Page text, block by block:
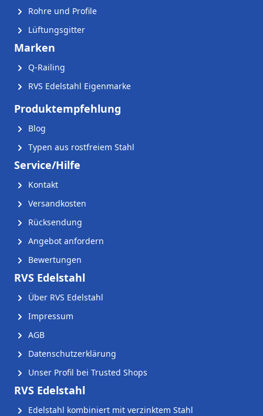
Rohre und Profile
Lüftungsgitter
Marken
Q-Railing
RVS Edelstahl Eigenmarke
Produktempfehlung
Blog
Typen aus rostfreiem Stahl
Service/Hilfe
Kontakt
Versandkosten
Rücksendung
Angebot anfordern
Bewertungen
RVS Edelstahl
Über RVS Edelstahl
Impressum
AGB
Datenschutzerklärung
Unser Profil bei Trusted Shops
RVS Edelstahl
Edelstahl kombiniert mit verzinktem Stahl